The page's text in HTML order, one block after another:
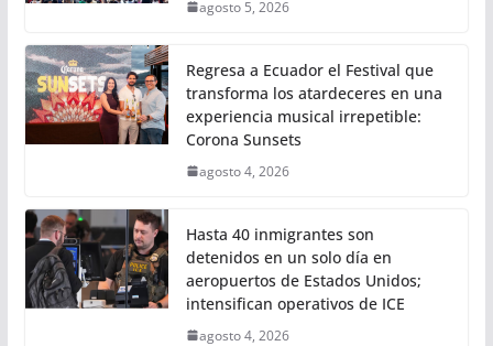
agosto 5, 2026
Regresa a Ecuador el Festival que
transforma los atardeceres en una
experiencia musical irrepetible:
Corona Sunsets
agosto 4, 2026
Hasta 40 inmigrantes son
detenidos en un solo día en
aeropuertos de Estados Unidos;
intensifican operativos de ICE
agosto 4, 2026